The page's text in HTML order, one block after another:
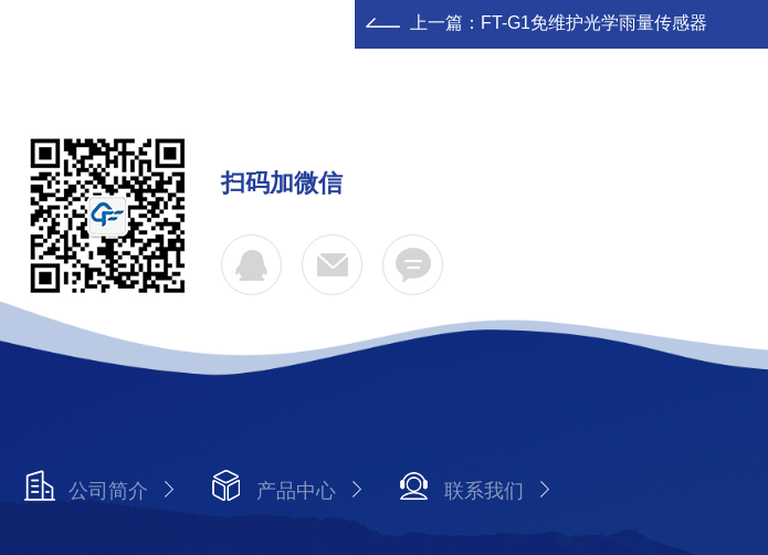
上一篇： FT-G1免维护光学雨量传感器
扫码加微信
公司简介 产品中心 联系我们